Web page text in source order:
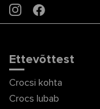
INSTAGRAM
FACEBOOK
Ettevõttest
Crocsi kohta
Crocs lubab